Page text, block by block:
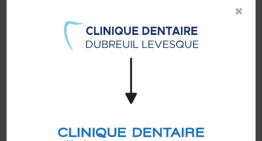
Chaque laser est spécialement conçu pour traiter
une condition dentaire particulière ou réaliser une
procédure précise. Les dentistes doivent suivre
une formation pour pouvoir utiliser les lasers en
toute procédure impliquant l'utilisation d'un laser.
Il existe de nombreux mythes sur les lasers,
×